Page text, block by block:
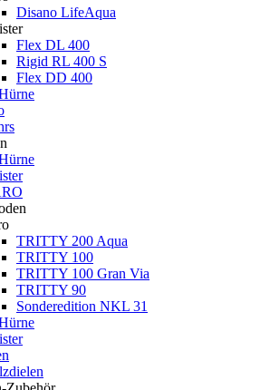
Disano LifeAqua
Flex DL 400
Rigid RL 400 S
Flex DD 400
TRITTY 200 Aqua
TRITTY 100
TRITTY 100 Gran Via
TRITTY 90
Sonderedition NKL 31